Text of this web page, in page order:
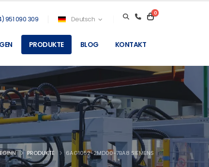
951 090 309 Deutsch
0
PRODUKTE BLOG KONTAKT
PRODUKTE 6AG1052-2MD00-7BA8 SIEMENS